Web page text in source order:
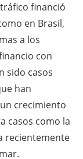
financió
en Brasil,
a los
con
sido casos
han
crecimiento
casos como la
recientemente